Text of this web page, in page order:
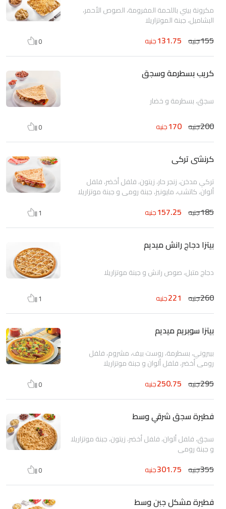
مكرونة بيني باللحمة المفرومة، الصوص الأحمر،
البشاميل، جبنة الموتزاريلا
155جنيه 131.75جنيه 0
كريب بسطرمة وسجق
سجق، بسطرمة و خضار
200جنيه 170جنيه 0
كرنشى تركى
تركي مدخن، زنجر حار، زيتون، فلفل أخضر، فلفل
ألوان، كاتشب، مايونيز، جبنة رومي و جبنة موتزاريلا
185جنيه 157.25جنيه 1
بيتزا دجاج رانش ميديم
دجاج متبل، صوص رانش و جبنة موتزاريلا
260جنيه 221جنيه 1
بيتزا سوبريم ميديم
بيبروني، بسطرمة، روست بيف، مشروم، فلفل
رومى أخضر، فلفل ألوان و جبنة موتزاريلا
295جنيه 250.75جنيه 0
فطيرة سجق شرقي وسط
سجق، فلفل ألوان، فلفل أخضر، زيتون، جبنة موتزاريلا
و جبنة رومي
355جنيه 301.75جنيه 0
فطيرة مشكل جبن وسط